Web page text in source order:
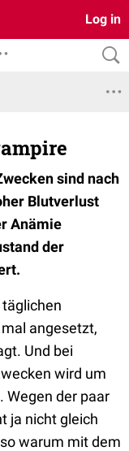
Log in
sind nach
Blutverlust
Anämie
der
angesetzt,
Und bei
wird um
Wegen der paar
ja nicht gleich
warum mit dem